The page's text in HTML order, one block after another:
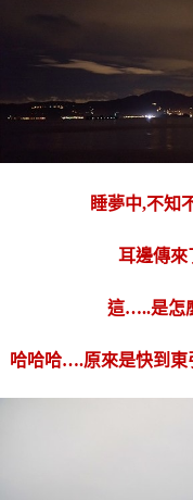
睡夢中,不知
耳邊傳來
這…..是怎
哈哈哈….原來是快到東